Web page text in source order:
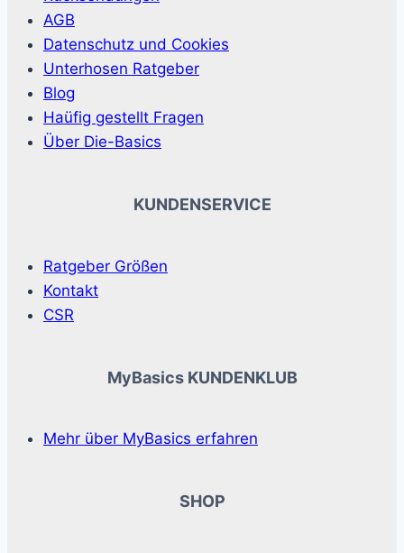
AGB
Datenschutz und Cookies
Unterhosen Ratgeber
Blog
Haüfig gestellt Fragen
Über Die-Basics
KUNDENSERVICE
Ratgeber Größen
Kontakt
CSR
MyBasics KUNDENKLUB
Mehr über MyBasics erfahren
SHOP